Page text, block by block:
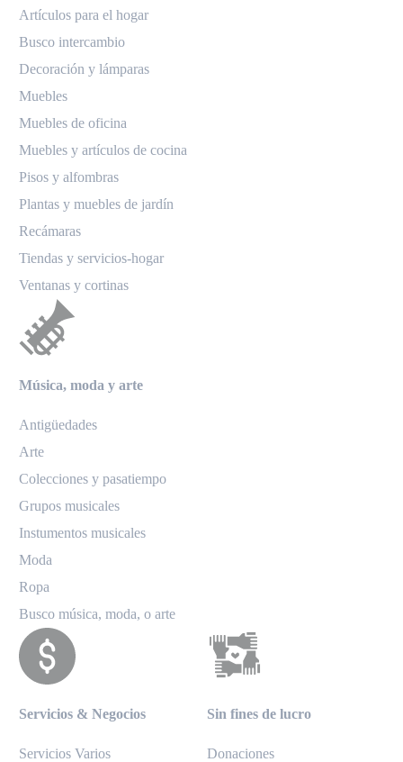
Artículos para el hogar
Busco intercambio
Decoración y lámparas
Muebles
Muebles de oficina
Muebles y artículos de cocina
Pisos y alfombras
Plantas y muebles de jardín
Recámaras
Tiendas y servicios-hogar
Ventanas y cortinas
Música, moda y arte
Antigüedades
Arte
Colecciones y pasatiempo
Grupos musicales
Instumentos musicales
Moda
Ropa
Busco música, moda, o arte
Servicios & Negocios
Servicios Varios
Sin fines de lucro
Donaciones